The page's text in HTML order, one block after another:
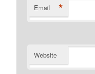
Email *
Website